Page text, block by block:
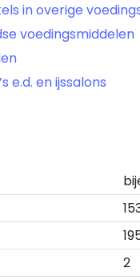
in overige
voedingsmiddelen
e.d. en ijssalons
2